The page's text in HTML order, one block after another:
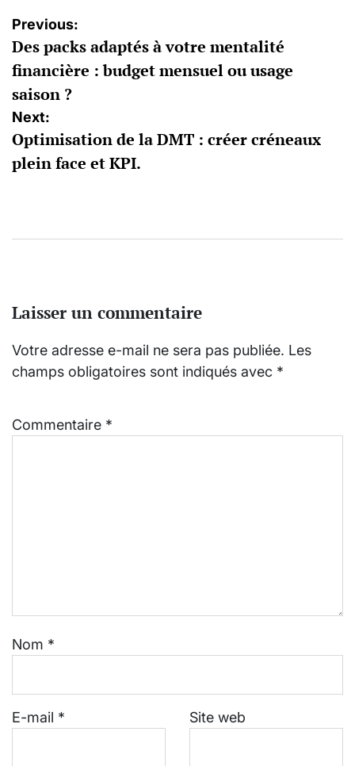
Navigation
de
l’article
Previous:
Des packs adaptés à votre mentalité
financière : budget mensuel ou usage
saison ?
Next:
Optimisation de la DMT : créer créneaux
plein face et KPI.
Laisser un commentaire
Votre adresse e-mail ne sera pas publiée. Les
champs obligatoires sont indiqués avec *
Commentaire *
Nom *
E-mail * Site web